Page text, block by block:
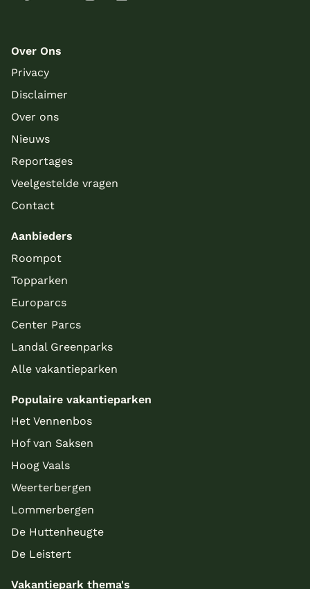
Over Ons
Privacy
Disclaimer
Over ons
Nieuws
Reportages
Veelgestelde vragen
Contact
Aanbieders
Roompot
Topparken
Europarcs
Center Parcs
Landal Greenparks
Alle vakantieparken
Populaire vakantieparken
Het Vennenbos
Hof van Saksen
Hoog Vaals
Weerterbergen
Lommerbergen
De Huttenheugte
De Leistert
Vakantiepark thema's